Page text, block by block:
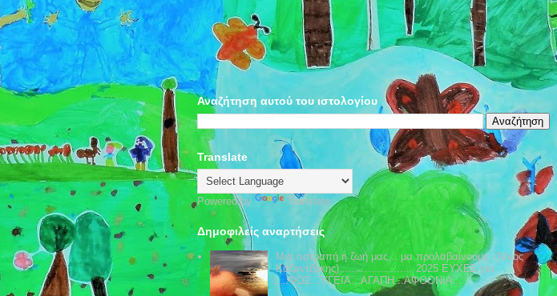
Αναζήτηση αυτού του ιστολογίου
Translate
Powered by Translate
Δημοφιλείς αναρτήσεις
Μια αστραπή η ζωή μας... μα προλαβαίνουμε. (Νίκος
Καζαντζάκης)....................... 2025 ΕΥΧΕΣ για
....ΦΩΣ...ΥΓΕΙΑ...ΑΓΑΠΗ...ΑΦΘΟΝΙΑ...